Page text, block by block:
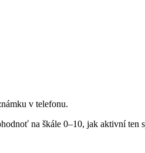
v telefonu.
na škále 0–10, jak aktivní ten